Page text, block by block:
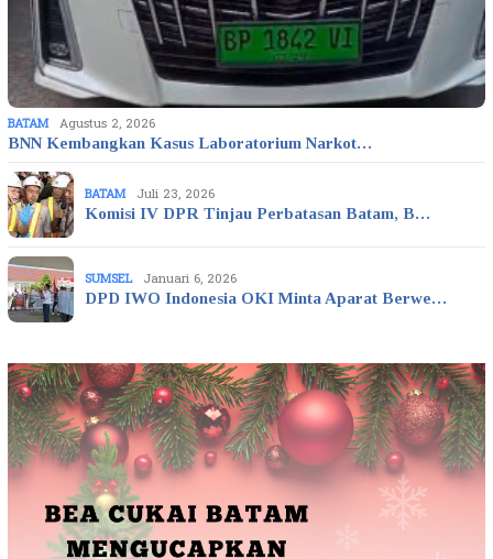
BATAM Agustus 2, 2026
BNN Kembangkan Kasus Laboratorium Narkot…
BATAM Juli 23, 2026
Komisi IV DPR Tinjau Perbatasan Batam, B…
SUMSEL Januari 6, 2026
DPD IWO Indonesia OKI Minta Aparat Berwe…